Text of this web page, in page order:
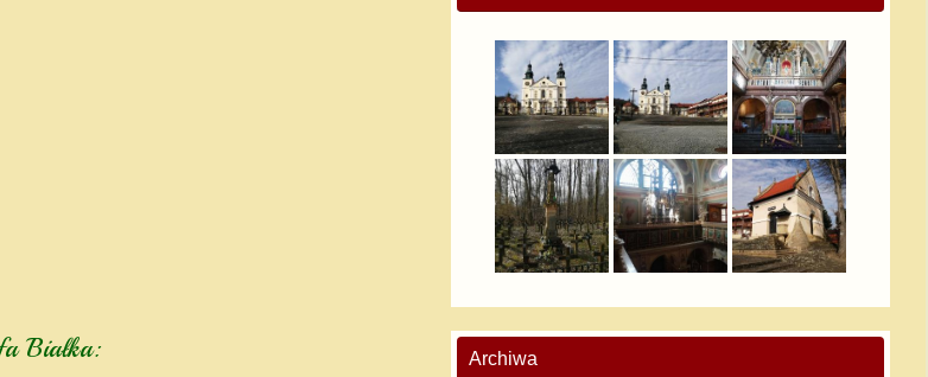
Białka:
Archiwa